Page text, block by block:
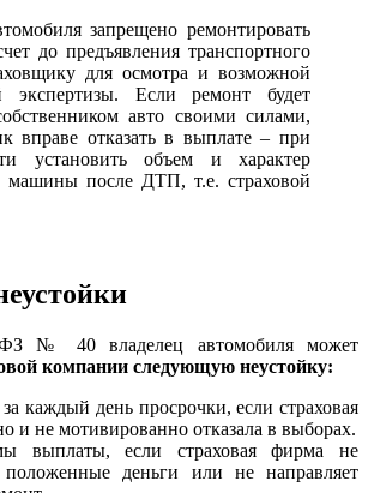
запрещено ремонтировать
до предъявления транспортного
для осмотра и возможной
экспертизы. Если ремонт будет
авто своими силами,
вправе отказать в выплате – при
установить объем и характер
машины после ДТП, т.е. страховой
№ 40 владелец автомобиля может
компании следующую неустойку:
каждый день просрочки, если страховая
и не мотивированно отказала в выборах.
выплаты, если страховая фирма не
положенные деньги или не направляет